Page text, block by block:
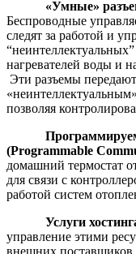
«Умные» разъемы
Беспроводные
следят за работой и
нагревателей воды и
Эти разъемы
позволяя
(Programmable
домашний термостат
для связи с
работой систем
Услуги
управление этими